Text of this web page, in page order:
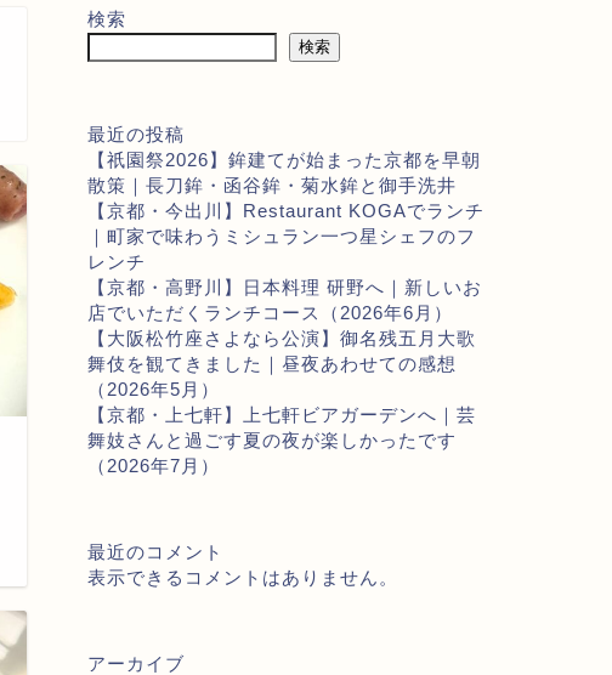
検索
検索
最近の投稿
【祇園祭2026】鉾建てが始まった京都を早朝
散策｜長刀鉾・函谷鉾・菊水鉾と御手洗井
【京都・今出川】Restaurant KOGAでランチ
｜町家で味わうミシュラン一つ星シェフのフ
レンチ
【京都・高野川】日本料理 研野へ｜新しいお
店でいただくランチコース（2026年6月）
【大阪松竹座さよなら公演】御名残五月大歌
舞伎を観てきました｜昼夜あわせての感想
（2026年5月）
【京都・上七軒】上七軒ビアガーデンへ｜芸
舞妓さんと過ごす夏の夜が楽しかったです
（2026年7月）
最近のコメント
表示できるコメントはありません。
アーカイブ